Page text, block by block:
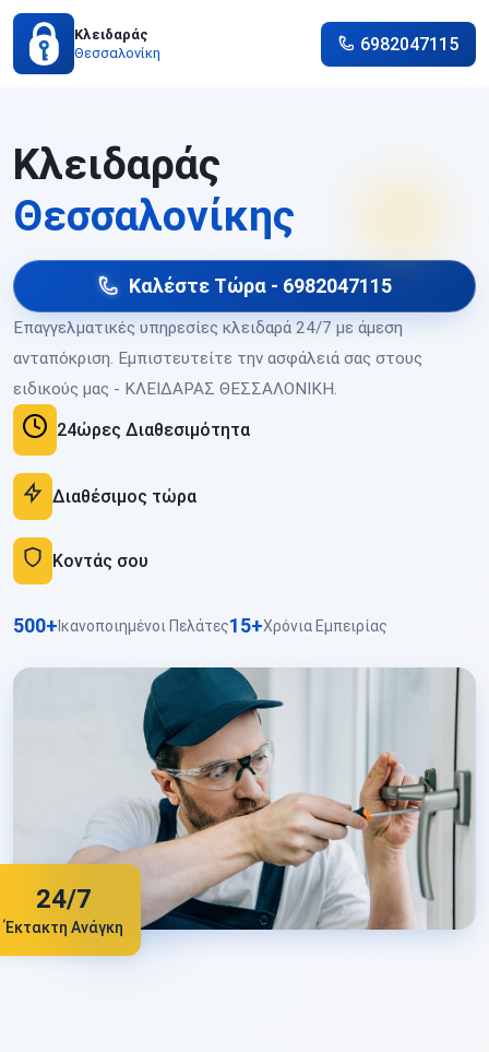
Κλειδαράς
Θεσσαλονίκη
6982047115
Κλειδαράς
Θεσσαλονίκης
Καλέστε Τώρα - 6982047115
Επαγγελματικές υπηρεσίες κλειδαρά 24/7 με άμεση
ανταπόκριση. Εμπιστευτείτε την ασφάλειά σας στους
ειδικούς μας - ΚΛΕΙΔΑΡΑΣ ΘΕΣΣΑΛΟΝΙΚΗ.
24ώρες Διαθεσιμότητα
Διαθέσιμος τώρα
Κοντάς σου
500+ Ικανοποιημένοι Πελάτες15+Χρόνια Εμπειρίας
24/7
Έκτακτη Ανάγκη